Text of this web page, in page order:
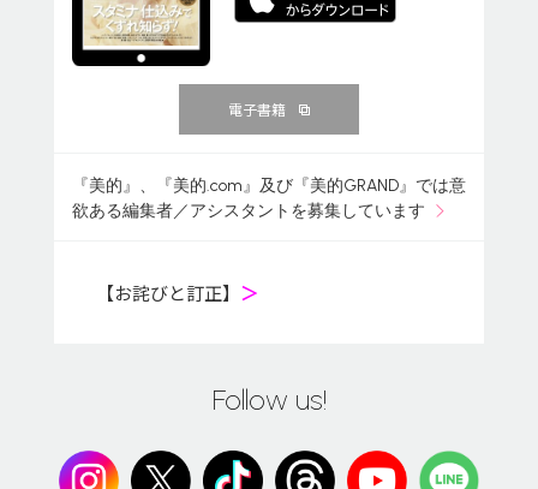
電子書籍
『美的』、『美的.com』及び『美的GRAND』では意
欲ある編集者／アシスタントを募集しています
【お詫びと訂正】 ＞
Follow us!